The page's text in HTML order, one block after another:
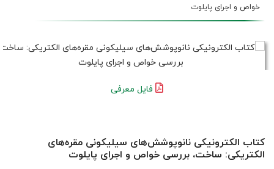
خواص و اجرای پایلوت
فایل معرفی
کتاب الکترونیکی نانوپوشش‌های سیلیکونی مقره‌های
الکتریکی: ساخت، بررسی خواص و اجرای پایلوت